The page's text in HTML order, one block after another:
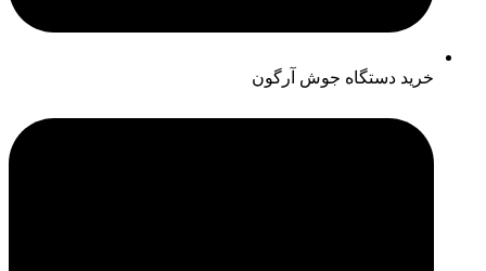
خرید دستگاه جوش آرگون